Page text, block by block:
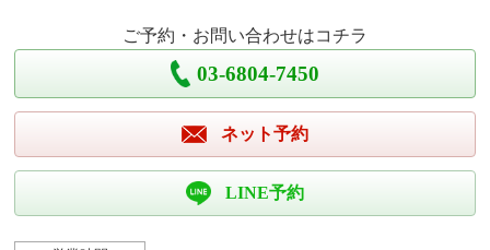
ご予約・お問い合わせはコチラ
03-6804-7450
ネット予約
LINE予約